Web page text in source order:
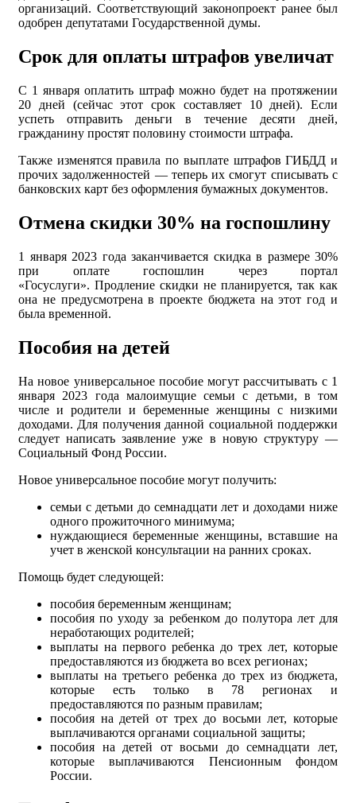
организаций. Соответствующий законопроект ранее был
одобрен депутатами Государственной думы.
Срок для оплаты штрафов увеличат
С 1 января оплатить штраф можно будет на протяжении
20 дней (сейчас этот срок составляет 10 дней). Если
успеть отправить деньги в течение десяти дней,
гражданину простят половину стоимости штрафа.
Также изменятся правила по выплате штрафов ГИБДД и
прочих задолженностей — теперь их смогут списывать с
банковских карт без оформления бумажных документов.
Отмена скидки 30% на госпошлину
1 января 2023 года заканчивается скидка в размере 30%
при оплате госпошлин через портал
«Госуслуги». Продление скидки не планируется, так как
она не предусмотрена в проекте бюджета на этот год и
была временной.
Пособия на детей
На новое универсальное пособие могут рассчитывать с 1
января 2023 года малоимущие семьи с детьми, в том
числе и родители и беременные женщины с низкими
доходами. Для получения данной социальной поддержки
следует написать заявление уже в новую структуру —
Социальный Фонд России.
Новое универсальное пособие могут получить:
семьи с детьми до семнадцати лет и доходами ниже
одного прожиточного минимума;
нуждающиеся беременные женщины, вставшие на
учет в женской консультации на ранних сроках.
Помощь будет следующей:
пособия беременным женщинам;
пособия по уходу за ребенком до полутора лет для
неработающих родителей;
выплаты на первого ребенка до трех лет, которые
предоставляются из бюджета во всех регионах;
выплаты на третьего ребенка до трех из бюджета,
которые есть только в 78 регионах и
предоставляются по разным правилам;
пособия на детей от трех до восьми лет, которые
выплачиваются органами социальной защиты;
пособия на детей от восьми до семнадцати лет,
которые выплачиваются Пенсионным фондом
России.